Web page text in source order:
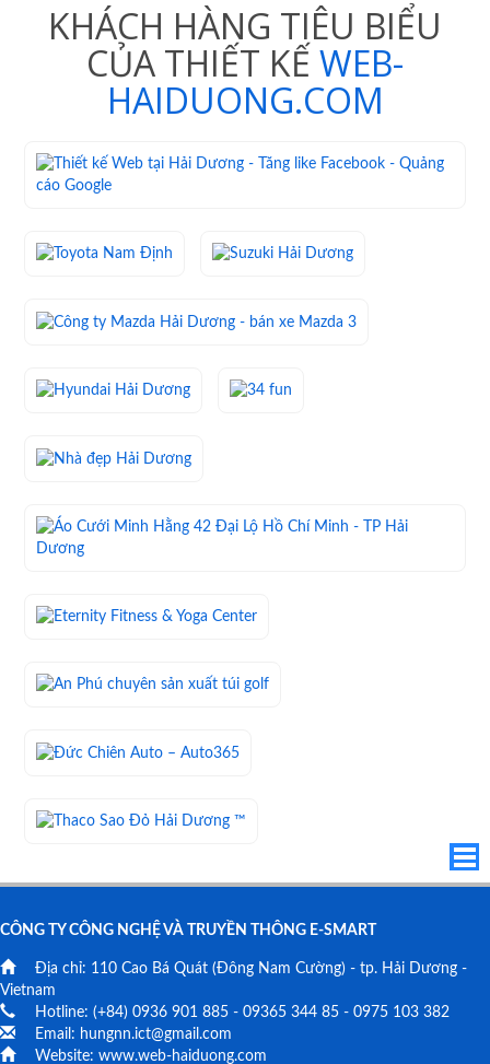
KHÁCH HÀNG TIÊU BIỂU
CỦA THIẾT KẾ WEB-
HAIDUONG.COM
CÔNG TY CÔNG NGHỆ VÀ TRUYỀN THÔNG E-SMART
Địa chỉ: 110 Cao Bá Quát (Đông Nam Cường) - tp. Hải Dương -
Vietnam
Hotline: (+84) 0936 901 885 - 09365 344 85 - 0975 103 382
Email: hungnn.ict@gmail.com
Website: www.web-haiduong.com